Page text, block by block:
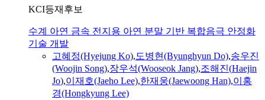
KCI등재후보
수계 아연 금속 전지용 아연 분말 기반 복합음극 안정화
기술 개발
고혜정(Hyejung Ko),도병현(Byunghyun Do),송우진
(Woojin Song),장우석(Wooseok Jang),조해진(Haejin
Jo),이재호(Jaeho Lee),한재웅(Jaewoong Han),이홍
경(Hongkyung Lee)